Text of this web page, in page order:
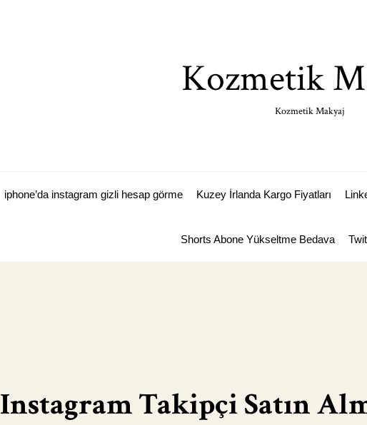
Kozmetik
Kozmetik Makyaj
iphone’da instagram gizli hesap görme Kuzey İrlanda Kargo Fiyatları
Shorts Abone Yükseltme Bedava
Instagram Takipçi Satın